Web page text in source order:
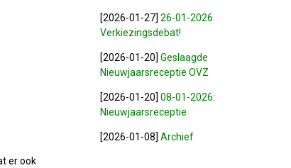
er ook
[2026-01-27]26-01-2026
Verkiezingsdebat!
[2026-01-20]Geslaagde
Nieuwjaarsreceptie OVZ
[2026-01-20]08-01-2026:
Nieuwjaarsreceptie
[2026-01-08]Archief